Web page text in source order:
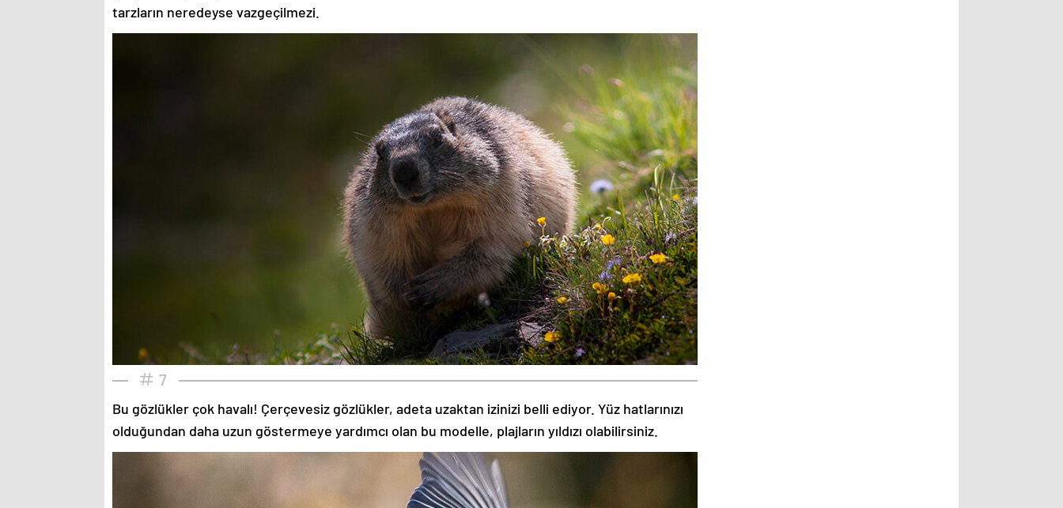
tarzların neredeyse vazgeçilmezi.
7
Bu gözlükler çok havalı! Çerçevesiz gözlükler, adeta uzaktan izinizi belli ediyor. Yüz hatlarınızı
olduğundan daha uzun göstermeye yardımcı olan bu modelle, plajların yıldızı olabilirsiniz.